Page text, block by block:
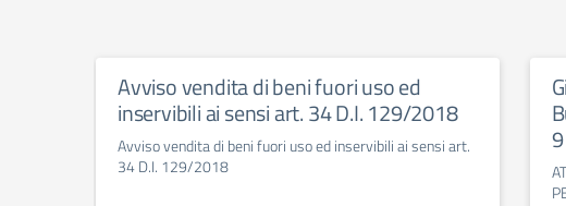
Avviso vendita di beni fuori uso ed
inservibili ai sensi art. 34 D.I. 129/2018
Avviso vendita di beni fuori uso ed inservibili ai sensi art.
34 D.I. 129/2018